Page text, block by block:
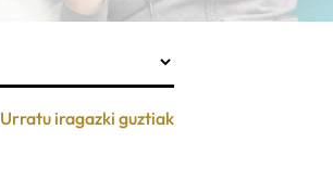
Urratu iragazki guztiak